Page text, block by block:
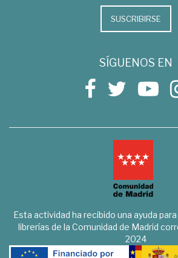
SUSCRIBIRSE
SÍGUENOS EN
Esta actividad ha recibido una ayuda
librerías de la Comunidad de Madrid
2024